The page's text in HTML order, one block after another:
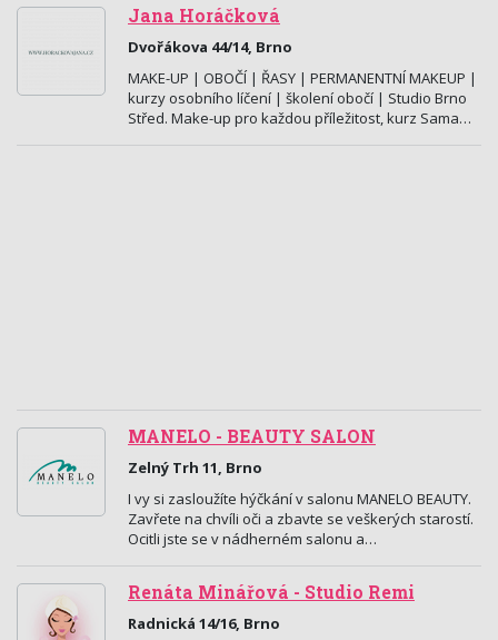
Jana Horáčková
Dvořákova 44/14, Brno
MAKE-UP | OBOČÍ | ŘASY | PERMANENTNÍ MAKEUP |
kurzy osobního líčení | školení obočí | Studio Brno
Střed. Make-up pro každou příležitost, kurz Sama…
MANELO - BEAUTY SALON
Zelný Trh 11, Brno
I vy si zasloužíte hýčkání v salonu MANELO BEAUTY.
Zavřete na chvíli oči a zbavte se veškerých starostí.
Ocitli jste se v nádherném salonu a…
Renáta Minářová - Studio Remi
Radnická 14/16, Brno